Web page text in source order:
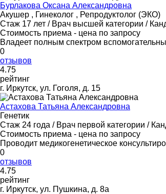
Бурлакова Оксана Александровна
Акушер , Гинеколог , Репродуктолог (ЭКО)
Стаж 17 лет / Врач высшей категории /
Стоимость приема - цена по запросу
Владеет полным спектром
0
отзывов
4.75
рейтинг
г. Иркутск, ул. Гоголя, д. 15
Астахова Татьяна Александровна
Генетик
Стаж 24 года / Врач первой категории /
Стоимость приема - цена по запросу
Проводит медикогенетическое
0
отзывов
4.75
рейтинг
г. Иркутск, ул. Пушкина, д. 8а